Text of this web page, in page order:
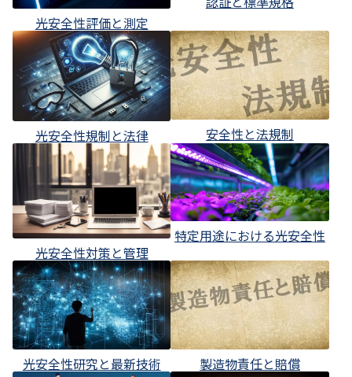
光安全性評価と測定
光安全性規制と法律 安全性と法規制
光安全性対策と管理
特定用途における光安全性
光安全性研究と最新技術 製造物責任と賠償